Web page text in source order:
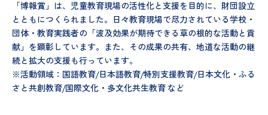
「博報賞」は、児童教育現場の活性化と支援を目的に、財団設立
とともにつくられました。日々教育現場で尽力されている学校・
団体・教育実践者の「波及効果が期待できる草の根的な活動と貢
献」を顕彰しています。また、その成果の共有、地道な活動の継
続と拡大の支援も行っています。
※活動領域：国語教育/日本語教育/特別支援教育/日本文化・ふる
さと共創教育/国際文化・多文化共生教育 など